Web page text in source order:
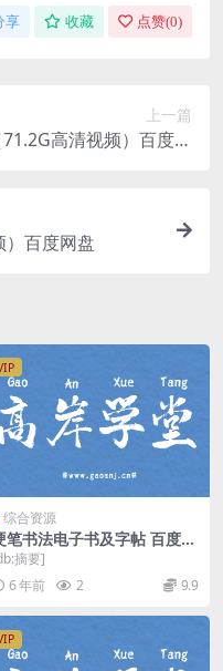
享 收藏 点赞(0)
上一篇
高清视频）百度网
百度网盘
综合资源
笔书法电子书及字帖 百度网
摘要]
6 年前
2 9.9